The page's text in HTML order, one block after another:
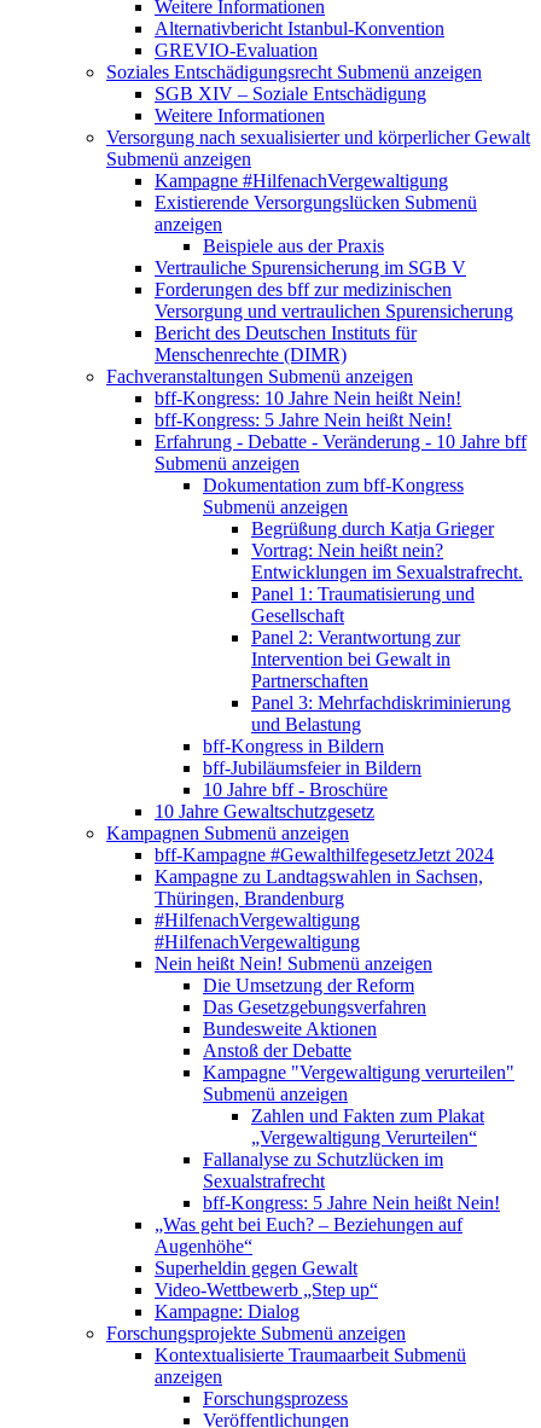
Weitere Informationen
Alternativbericht Istanbul-Konvention
GREVIO-Evaluation
Soziales Entschädigungsrecht Submenü anzeigen
SGB XIV – Soziale Entschädigung
Weitere Informationen
Versorgung nach sexualisierter und körperlicher Gewalt
Submenü anzeigen
Kampagne #HilfenachVergewaltigung
Existierende Versorgungslücken Submenü
anzeigen
Beispiele aus der Praxis
Vertrauliche Spurensicherung im SGB V
Forderungen des bff zur medizinischen
Versorgung und vertraulichen Spurensicherung
Bericht des Deutschen Instituts für
Menschenrechte (DIMR)
Fachveranstaltungen Submenü anzeigen
bff-Kongress: 10 Jahre Nein heißt Nein!
bff-Kongress: 5 Jahre Nein heißt Nein!
Erfahrung - Debatte - Veränderung - 10 Jahre bff
Submenü anzeigen
Dokumentation zum bff-Kongress
Submenü anzeigen
Begrüßung durch Katja Grieger
Vortrag: Nein heißt nein?
Entwicklungen im Sexualstrafrecht.
Panel 1: Traumatisierung und
Gesellschaft
Panel 2: Verantwortung zur
Intervention bei Gewalt in
Partnerschaften
Panel 3: Mehrfachdiskriminierung
und Belastung
bff-Kongress in Bildern
bff-Jubiläumsfeier in Bildern
10 Jahre bff - Broschüre
10 Jahre Gewaltschutzgesetz
Kampagnen Submenü anzeigen
bff-Kampagne #GewalthilfegesetzJetzt 2024
Kampagne zu Landtagswahlen in Sachsen,
Thüringen, Brandenburg
#HilfenachVergewaltigung
#HilfenachVergewaltigung
Nein heißt Nein! Submenü anzeigen
Die Umsetzung der Reform
Das Gesetzgebungsverfahren
Bundesweite Aktionen
Anstoß der Debatte
Kampagne "Vergewaltigung verurteilen"
Submenü anzeigen
Zahlen und Fakten zum Plakat
„Vergewaltigung Verurteilen“
Fallanalyse zu Schutzlücken im
Sexualstrafrecht
bff-Kongress: 5 Jahre Nein heißt Nein!
„Was geht bei Euch? – Beziehungen auf
Augenhöhe“
Superheldin gegen Gewalt
Video-Wettbewerb „Step up“
Kampagne: Dialog
Forschungsprojekte Submenü anzeigen
Kontextualisierte Traumaarbeit Submenü
anzeigen
Forschungsprozess
Veröffentlichungen